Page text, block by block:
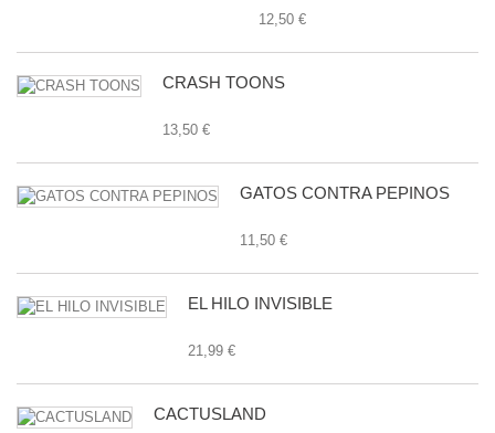
12,50 €
CRASH TOONS
13,50 €
GATOS CONTRA PEPINOS
11,50 €
EL HILO INVISIBLE
21,99 €
CACTUSLAND